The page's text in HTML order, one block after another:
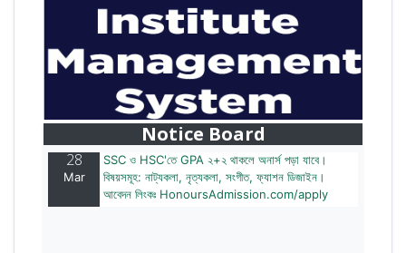
Notice Board
বাজেটের মধ্যে প্রাইভেট ইউনিভার্সিটিতে অনার্স পড়ার সুযোগ।
২০টির অধিক বিষয়, ৪ বছরে মোট খরচ ২ লক্ষ থেকে ৫ লক্ষ টাকা।
আবেদন লিংকঃ HonoursAdmission.com/apply
28
Mar
SSC ও HSC'তে GPA ২+২ থাকলে অনার্স পড়া যাবে।
বিষয়সমূহ: নাট্যকলা, নৃত্যকলা, সংগীত, ফ্যাশন ডিজাইন।
আবেদন লিংকঃ HonoursAdmission.com/apply